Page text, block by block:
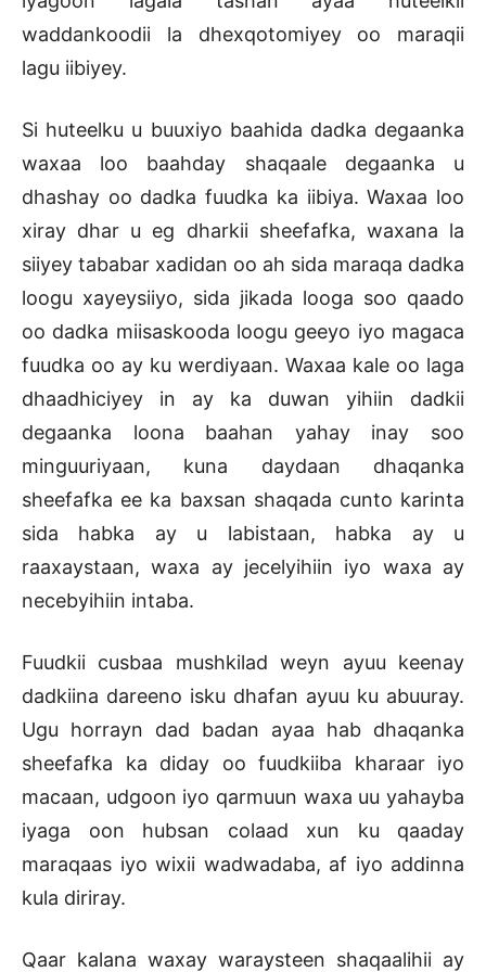
waddankoodii la dhexqotomiyey oo maraqii
lagu iibiyey.
Si huteelku u buuxiyo baahida dadka degaanka
waxaa loo baahday shaqaale degaanka u
dhashay oo dadka fuudka ka iibiya. Waxaa loo
xiray dhar u eg dharkii sheefafka, waxana la
siiyey tababar xadidan oo ah sida maraqa dadka
loogu xayeysiiyo, sida jikada looga soo qaado
oo dadka miisaskooda loogu geeyo iyo magaca
fuudka oo ay ku werdiyaan. Waxaa kale oo laga
dhaadhiciyey in ay ka duwan yihiin dadkii
degaanka loona baahan yahay inay soo
minguuriyaan, kuna daydaan dhaqanka
sheefafka ee ka baxsan shaqada cunto karinta
sida habka ay u labistaan, habka ay u
raaxaystaan, waxa ay jecelyihiin iyo waxa ay
necebyihiin intaba.
Fuudkii cusbaa mushkilad weyn ayuu keenay
dadkiina dareeno isku dhafan ayuu ku abuuray.
Ugu horrayn dad badan ayaa hab dhaqanka
sheefafka ka diday oo fuudkiiba kharaar iyo
macaan, udgoon iyo qarmuun waxa uu yahayba
iyaga oon hubsan colaad xun ku qaaday
maraqaas iyo wixii wadwadaba, af iyo addinna
kula diriray.
Qaar kalana waxay waraysteen shaqaalihii ay